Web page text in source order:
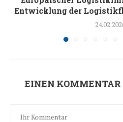
Entwicklung der
EINEN